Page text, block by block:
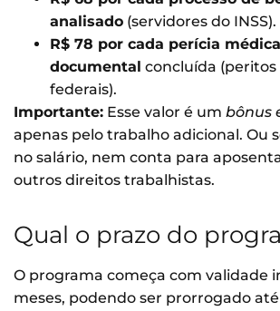
analisado (servidores do INSS).
R$ 78 por cada perícia
documental concluída (peritos
federais).
Importante: Esse valor é um bônus
apenas pelo trabalho adicional. Ou
no salário, nem conta para
outros direitos trabalhistas.
Qual o prazo do
O programa começa com validade
meses, podendo ser prorrogado até